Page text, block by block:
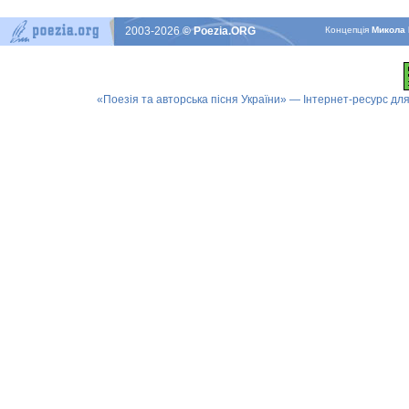
КонцепцiяМикола
2003-2026© Poezia.ORG
«Поезія та авторська пісня України» — Інтернет-ресурс